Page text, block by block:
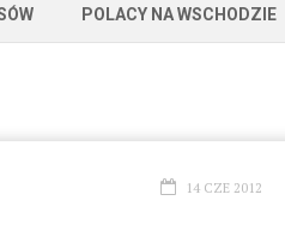
POLACY NA WSCHODZIE
14 CZE 2012